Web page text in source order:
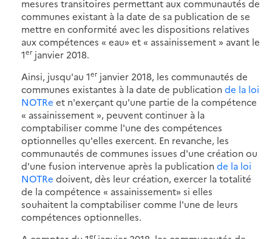
mesures transitoires permettant aux communautés de
communes existant à la date de sa publication de se
mettre en conformité avec les dispositions relatives
aux compétences « eau» et « assainissement » avant le
1er janvier 2018.
Ainsi, jusqu'au 1er janvier 2018, les communautés de
communes existantes à la date de publication de la loi
NOTRe et n'exerçant qu'une partie de la compétence
« assainissement », peuvent continuer à la
comptabiliser comme l'une des compétences
optionnelles qu'elles exercent. En revanche, les
communautés de communes issues d'une création ou
d'une fusion intervenue après la publication de la loi
NOTRe doivent, dès leur création, exercer la totalité
de la compétence « assainissement» si elles
souhaitent la comptabiliser comme l'une de leurs
compétences optionnelles.
er